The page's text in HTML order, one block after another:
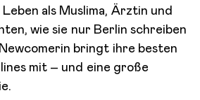
als Muslima, Ärztin und
wie sie nur Berlin schreiben
bringt ihre besten
mit – und eine große